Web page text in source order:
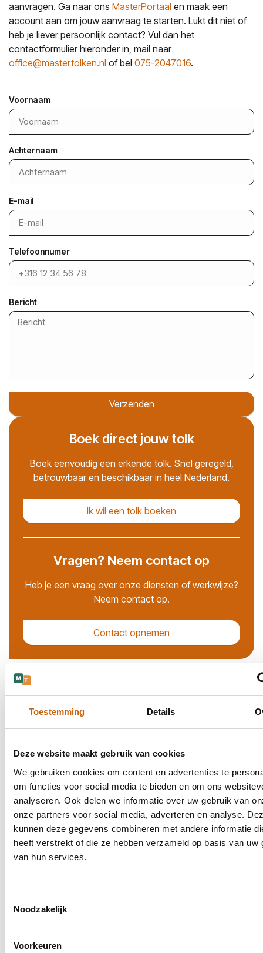
Toestemming Details
Deze website maakt gebruik van cookies
We gebruiken cookies om content en advertenties te
om functies voor social media te bieden en om ons
analyseren. Ook delen we informatie over uw gebruik van
onze partners voor social media, adverteren en analyse.
kunnen deze gegevens combineren met andere informatie
heeft verstrekt of die ze hebben verzameld op basis van uw
van hun services.
Noodzakelijk
Voorkeuren
aanvragen. Ga naar ons MasterPortaal en maak een
account aan om jouw aanvraag te starten. Lukt dit niet of
heb je liever persoonlijk contact? Vul dan het
contactformulier hieronder in, mail naar
office@mastertolken.nl of bel 075-2047016.
Voornaam
Achternaam
E-mail
Telefoonnumer
Bericht
Verzenden
Boek direct jouw tolk
Boek eenvoudig een erkende tolk. Snel geregeld,
betrouwbaar en beschikbaar in heel Nederland.
Ik wil een tolk boeken
Vragen? Neem contact op
Heb je een vraag over onze diensten of werkwijze?
Neem contact op.
Contact opnemen
Onze certificeringen
Met onze ISO-certificeringen bewijzen we onze toewijding
ISO 9001